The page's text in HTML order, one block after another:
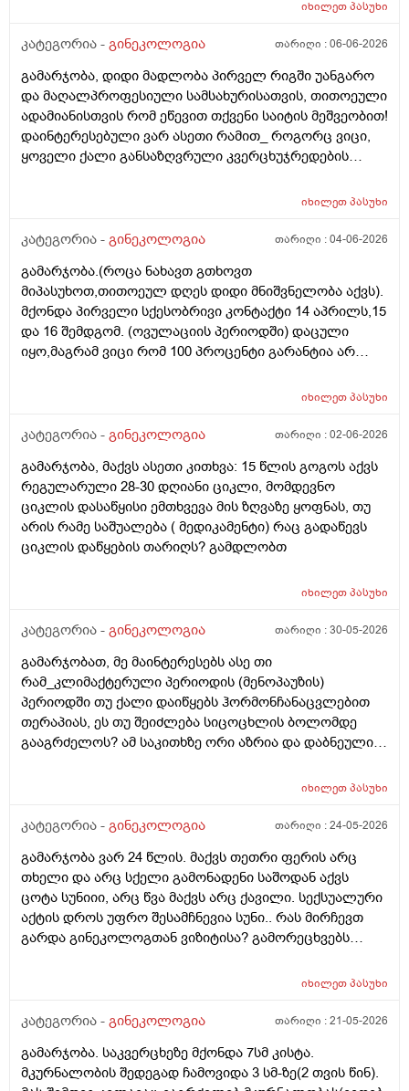
იხილეთპასუხი
კატეგორია - გინეკოლოგია თარიღი :06-06-2026
გამარჯობა, დიდი მადლობა პირველ რიგში უანგარო
და მაღალპროფესიული სამსახურისათვის, თითოეული
ადამიანისთვის რომ ეწევით თქვენი საიტის მეშვეობით!
დაინტერესებული ვარ ასეთი რამით_ როგორც ვიცი,
ყოველი ქალი განსაზღვრული კვერცხუჯრედების
თითოელისთვის, ეს რიცხვი ინდივიდუალურია? რაზეა
(ჩვილობიდან) რომელ პროცესებზე? ქალის
რომ დავუშვათ, ზოგიერთ ქალბატონს მეტი
რაოდენობა აქვთ მათ ორგანიზმში
კვერცხუჯრედებისა, დაბადების პროცესიდან და ზოგს
კი მცირე? მადლობთ!
იხილეთპასუხი
კატეგორია - გინეკოლოგია თარიღი :04-06-2026
გამარჯობა.(როცა ნახავთ გთხოვთ
მიპასუხოთ,თითოეულ დღეს დიდი მნიშვნელობა აქვს).
მქონდა პირველი სქესობრივი კონტაქტი 14 აპრილს,15
და 16 შემდგომ. (ოვულაციის პერიოდში) დაცული
იყო,მაგრამ ვიცი რომ 100 პროცენტი გარანტია არ
ვფოქრობ რადგანაც Implantation bleeding არსებობს და
ჩვეულებრივ 3-4 დღე,მაგრამ ადრე
მალევე ვირუსი შემხვდა,სიცხე,გულისრევის
შეგრძნებაც მქონდა. მალევე გავიკეთე
ტესტი,უარყოფითი იყო. ეგ უცნაური შეგრძნება
რამოდენიმე დღე მქონდა. ახლა მენტრუაციას
ველოდები,მაგრამ არ მომივიდა,შუალედი 28-32 დღე
მოქმედებსო,2 კვირის წინ სხვა ქალაქში გავემგვაზრე
გავიკეთე ისევ უარყოფითია. შემდეგი 1 კვირის
განმავლობაში ვერ ვახერხებ მისვლას ექიმთან. არის
რაიმე შანსი ფეხმძიმობის? აზრი აქვს განმეორებით
ტესტს? მენტრუაცია რეგულარული მქონდა ხოლმე28-
30 დღე შუალედი.
იხილეთპასუხი
კატეგორია - გინეკოლოგია თარიღი :02-06-2026
გამარჯობა, მაქვს ასეთი კითხვა: 15 წლის გოგოს აქვს
რეგულარული 28-30 დღიანი ციკლი, მომდევნო
ციკლის დასაწყისი ემთხვევა მის ზღვაზე ყოფნას, თუ
არის რამე საშუალება ( მედიკამენტი) რაც გადაწევს
ციკლის დაწყების თარიღს? გამდლობთ
იხილეთპასუხი
კატეგორია - გინეკოლოგია თარიღი :30-05-2026
გამარჯობათ, მე მაინტერესებს ასე თი
რამ_კლიმაქტერული პერიოდის (მენოპაუზის)
პერიოდში თუ ქალი დაიწყებს ჰორმონჩანაცვლებით
თერაპიას, ეს თუ შეიძლება სიცოცხლის ბოლომდე
გააგრძელოს? ამ საკითხზე ორი აზრია და დაბნეული
ჰორმონჩანაცვლებითი თერაპია (სიცოცხლის
დაავადებებსა და ალცჰაიმერის რისკს უმცირებს და
სიმსივნურ პროცესებს უწყობს ხელს (საშვილოსნო,
საკვერცხეები და უპირველესად, მკერდი). თუ
შეიძლება, მითხრათ_დიდი მადლობა
გულისხმიერებისთვის!
იხილეთპასუხი
კატეგორია - გინეკოლოგია თარიღი :24-05-2026
გამარჯობა ვარ 24 წლის. მაქვს თეთრი ფერის არც
თხელი და არც სქელი გამონადენი საშოდან აქვს
ცოტა სუნიიი, არც წვა მაქვს არც ქავილი. სექსუალური
აქტის დროს უფრო შესამჩნევია სუნი.. რას მირჩევთ
გარდა გინეკოლოგთან ვიზიტისა? გამორეცხვებს
მაინტერესებს პირიდან ამომდის რაღაცნაირი სუნი
იყოს?
იხილეთპასუხი
კატეგორია - გინეკოლოგია თარიღი :21-05-2026
გამარჯობა. საკვერცხეზე მქონდა 7სმ კისტა.
მკურნალობის შედეგად ჩამოვიდა 3 სმ-ზე(2 თვის წინ).